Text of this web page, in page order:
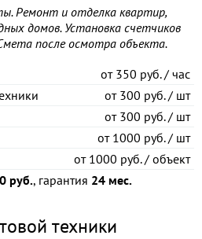
Ремонт и отделка квартир,
домов. Установка счетчиков
после осмотра объекта.
от350 руб. / час
от300 руб. / шт
от300 руб. / шт
от1000 руб. / шт
от1000 руб. / объект
руб., гарантия 24 мес.
техники